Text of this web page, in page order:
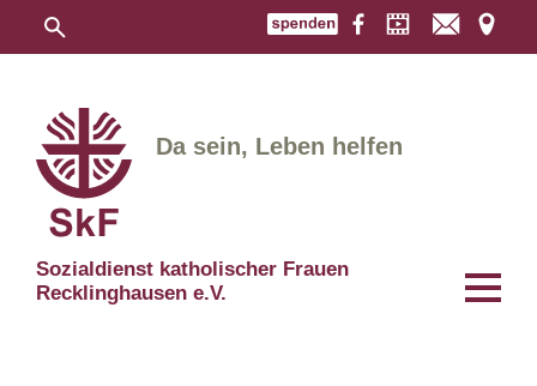
Sozialdienst katholischer Frauen
Recklinghausen e.V.
Da sein, Leben helfen